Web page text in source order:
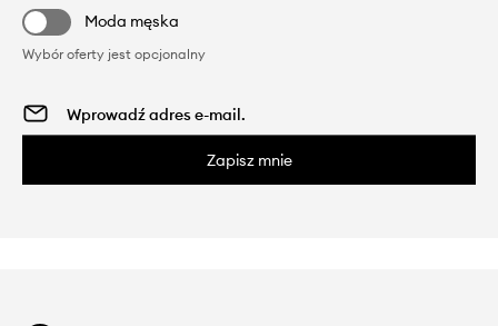
Moda męska
Wybór oferty jest opcjonalny
Zapisz mnie